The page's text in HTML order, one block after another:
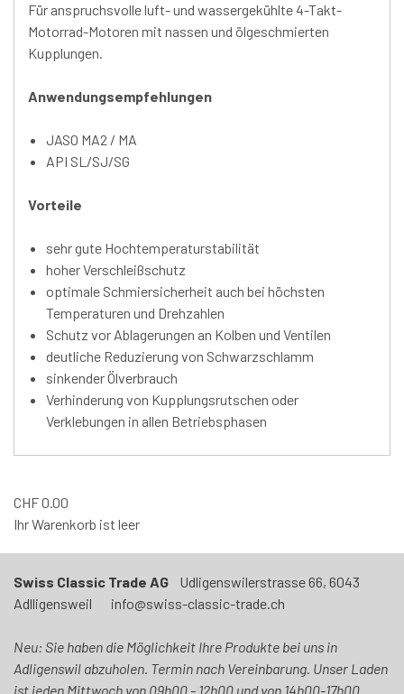
Für anspruchsvolle luft- und wassergekühlte 4-Takt-
Motorrad-Motoren mit nassen und ölgeschmierten
Kupplungen.
Anwendungsempfehlungen
JASO MA2 / MA
API SL/SJ/SG
Vorteile
sehr gute Hochtemperaturstabilität
hoher Verschleißschutz
optimale Schmiersicherheit auch bei höchsten
Temperaturen und Drehzahlen
Schutz vor Ablagerungen an Kolben und Ventilen
deutliche Reduzierung von Schwarzschlamm
sinkender Ölverbrauch
Verhinderung von Kupplungsrutschen oder
Verklebungen in allen Betriebsphasen
CHF0.00
Ihr Warenkorb ist leer
Swiss Classic Trade AG Udligenswilerstrasse 66, 6043
Adlligensweil info@swiss-classic-trade.ch
Neu: Sie haben die Möglichkeit Ihre Produkte bei uns in
Adligenswil abzuholen. Termin nach Vereinbarung. Unser Laden
ist jeden Mittwoch von 09h00 - 12h00 und von 14h00-17h00